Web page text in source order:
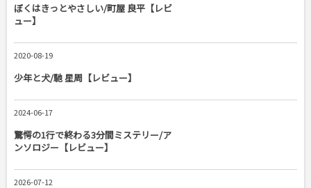
ぼくはきっとやさしい/町屋 良平【レビ
ュー】
2020-08-19
少年と犬/馳 星周【レビュー】
2024-06-17
驚愕の1行で終わる3分間ミステリー/ア
ンソロジー【レビュー】
2026-07-12